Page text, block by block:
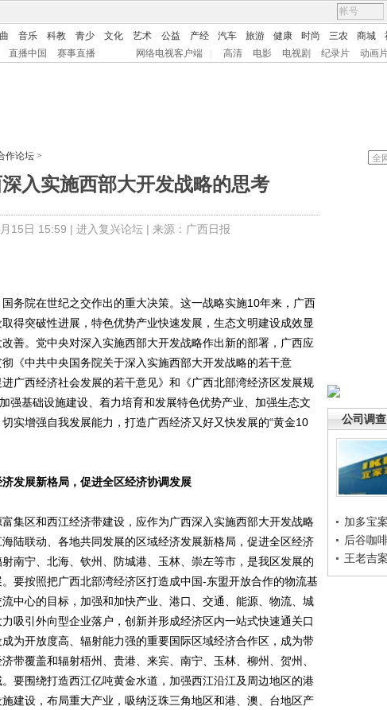
音乐 科教 青少 文化 艺术 公益 产经 汽车 旅游 健康 时尚 三农 商城
直播中国 赛事直播 网络电视客户端 高清 电影 电视剧 纪录片 动画
作论坛 >
入实施西部大开发战略的思考
15日 15:59 | 进入复兴论坛| 来源：广西日报
公司调查
加多宝
后谷咖
王老吉
院在世纪之交作出的重大决策。这一战略实施10年来，广西
得突破性进展，特色优势产业快速发展，生态文明建设成效显
善。党中央对深入实施西部大开发战略作出新的部署，广西应
《中共中央国务院关于深入实施西部大开发战略的若干意
广西经济社会发展的若干意见》和《广西北部湾经济区发展规
强基础设施建设、着力培育和发展特色优势产业、加强生态文
实增强自我发展能力，打造广西经济又好又快发展的“黄金10
发展新格局，促进全区经济协调发展
区和西江经济带建设，应作为广西深入实施西部大开发战略
陆联动、各地共同发展的区域经济发展新格局，促进全区经济
南宁、北海、钦州、防城港、玉林、崇左等市，是我区发展的
要按照把广西北部湾经济区打造成中国-东盟开放合作的物流基
中心的目标，加强和加快产业、港口、交通、能源、物流、城
吸引外向型企业落户，创新并形成经济区内一站式快速通关口
为开放度高、辐射能力强的重要国际区域经济合作区，成为带
带覆盖和辐射梧州、贵港、来宾、南宁、玉林、柳州、贺州、
要围绕打造西江亿吨黄金水道，加强西江沿江及周边地区的港
建设，布局重大产业，吸纳泛珠三角地区和港、澳、台地区产